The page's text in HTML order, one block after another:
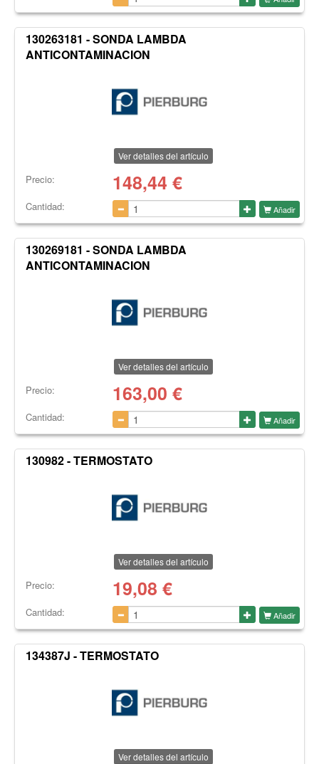
130263181 - SONDA LAMBDA
ANTICONTAMINACION
Ver detalles del artículo
Precio: 148,44 €
Cantidad: Añadir
130269181 - SONDA LAMBDA
ANTICONTAMINACION
Ver detalles del artículo
Precio: 163,00 €
Cantidad: Añadir
130982 - TERMOSTATO
Ver detalles del artículo
Precio: 19,08 €
Cantidad: Añadir
134387J - TERMOSTATO
Ver detalles del artículo